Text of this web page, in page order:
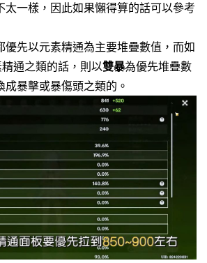
太一樣，因此如果懶得算的話可以參考
優先以元素精通為主要堆疊數值，而如
通之類的話，則以雙暴為優先堆疊數
暴擊或暴傷頭之類的。